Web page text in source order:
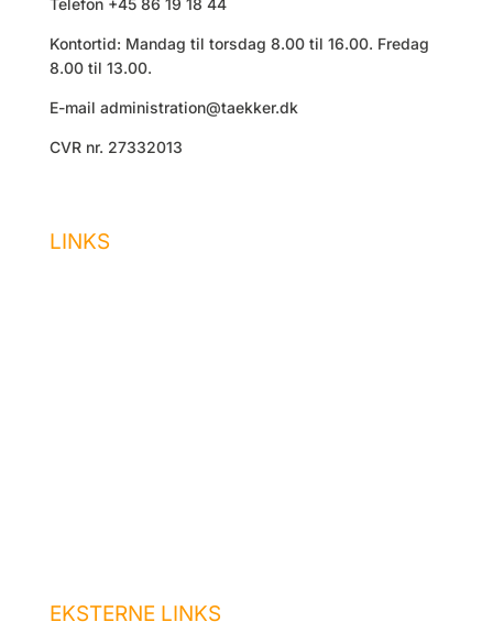
Kontortid: Mandag til torsdag 8.00 til 16.00. Fredag
8.00 til 13.00.
E-mail administration@taekker.dk
CVR nr. 27332013
LINKS
EKSTERNE LINKS